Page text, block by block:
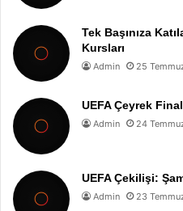
Tek Başınıza
Kursları
Admin 25
UEFA Çeyrek
Admin 24
UEFA Çekilişi:
Admin 23